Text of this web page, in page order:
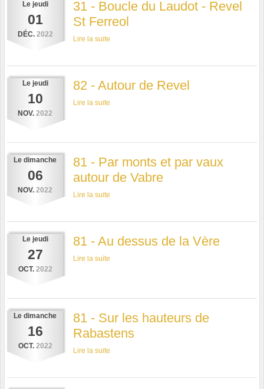
Le jeudi
01
DÉC. 2022
31 - Boucle du Laudot - Revel
St Ferreol
Lire la suite
Le jeudi
10
NOV. 2022
82 - Autour de Revel
Lire la suite
Le dimanche
06
NOV. 2022
81 - Par monts et par vaux
autour de Vabre
Lire la suite
Le jeudi
27
OCT. 2022
81 - Au dessus de la Vère
Lire la suite
Le dimanche
16
OCT. 2022
81 - Sur les hauteurs de
Rabastens
Lire la suite